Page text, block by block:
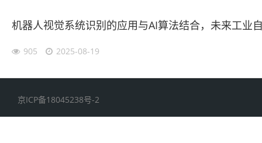
机器人视觉系统识别的应用与AI算法结合，未来工业
905 2025-08-19
京ICP备18045238号-2